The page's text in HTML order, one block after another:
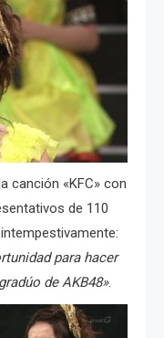
canción «KFC» con
de 110
para hacer
de AKB48».